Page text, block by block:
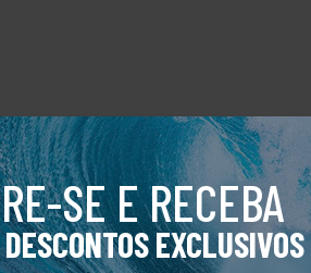
SE E RECEBA
EXCLUSIVOS